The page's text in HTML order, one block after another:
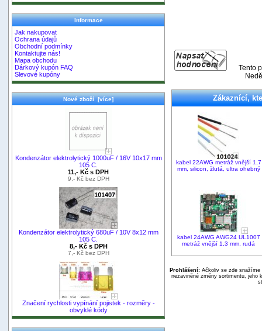
Informace
Jak nakupovat
Ochrana údajů
Obchodní podmínky
Kontaktujte nás!
Mapa obchodu
Dárkový kupón FAQ
Slevové kupóny
Nové zboží [více]
Kondenzátor elektrolytický 1000uF / 16V 10x17 mm
105 C.
11,- Kč s DPH
9,- Kč bez DPH
Kondenzátor elektrolytický 680uF / 10V 8x12 mm
105 C.
8,- Kč s DPH
7,- Kč bez DPH
Značení rychlosti vypínání pojistek - rozměry -
obvyklé kódy
Tento
Zákaznící,
kabel 22AWG metráž vnější 1,7
mm, silicon, žlutá, ultra ohebný
kabel 24AWG AWG24 UL1007
metráž vnější 1,3 mm, rudá
Prohlášení:Ačkoliv se zde snažíme
nezaviněné změny sortimentu, jeho